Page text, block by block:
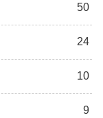
50
24
10
9